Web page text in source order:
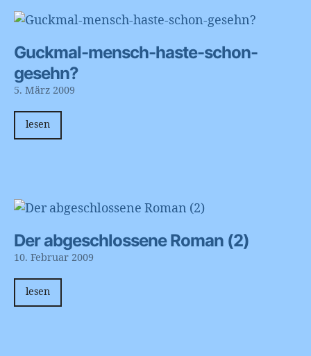
Guckmal-mensch-haste-schon-
gesehn?
5. März 2009
lesen
Der abgeschlossene Roman (2)
10. Februar 2009
lesen